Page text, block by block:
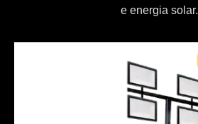
e energia solar.